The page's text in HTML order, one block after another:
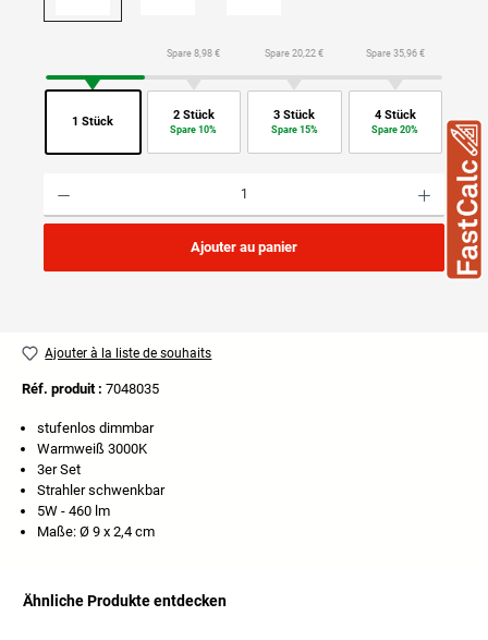
1 Stück
Spare 8,98 €
2 Stück
Spare 10%
Spare 20,22 €
3 Stück
Spare 15%
Spare 35,96 €
4 Stück
Spare 20%
Quantité de produit : Entrez la quantité souhaitée ou utilisez les boutons pour augmenter ou
Ajouter au panier
Ajouter à la liste de souhaits
Réf. produit : 7048035
stufenlos dimmbar
Warmweiß 3000K
3er Set
Strahler schwenkbar
5W - 460 lm
Maße: Ø 9 x 2,4 cm
Ähnliche Produkte entdecken